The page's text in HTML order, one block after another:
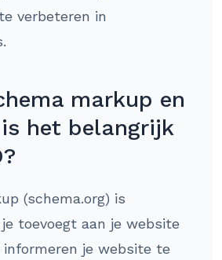
verbeteren in
markup en
het belangrijk
(schema.org) is
toevoegt aan je website
je website te